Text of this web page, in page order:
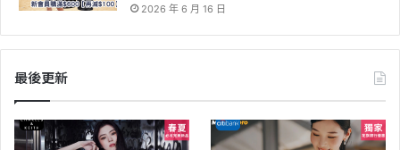
2026 年 6 月 16 日
最後更新